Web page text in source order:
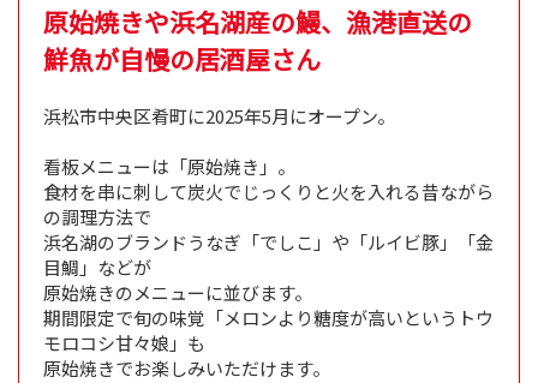
原始焼きや浜名湖産の鰻、漁港直送の
鮮魚が自慢の居酒屋さん
浜松市中央区肴町に2025年5月にオープン。
看板メニューは「原始焼き」。
食材を串に刺して炭火でじっくりと火を入れる昔ながら
の調理方法で
浜名湖のブランドうなぎ「でしこ」や「ルイビ豚」「金
目鯛」などが
原始焼きのメニューに並びます。
期間限定で旬の味覚「メロンより糖度が高いというトウ
モロコシ甘々娘」も
原始焼きでお楽しみいただけます。